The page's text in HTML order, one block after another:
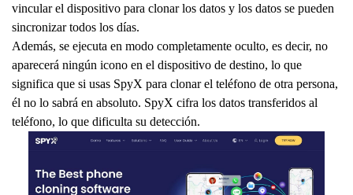
vincular el dispositivo para clonar los datos y los datos se pueden
sincronizar todos los días.
Además, se ejecuta en modo completamente oculto, es decir, no
aparecerá ningún icono en el dispositivo de destino, lo que
significa que si usas SpyX para clonar el teléfono de otra persona,
él no lo sabrá en absoluto. SpyX cifra los datos transferidos al
teléfono, lo que dificulta su detección.